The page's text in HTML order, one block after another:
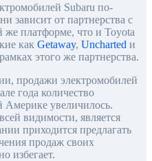
Subaru по-
зависит от партнерства с
же платформе, что и Toyota
как Getaway, Uncharted и
этого же партнерства.
продажи электромобилей
года количество
Америке увеличилось.
видимости, является
приходится предлагать
продаж своих
избегает.